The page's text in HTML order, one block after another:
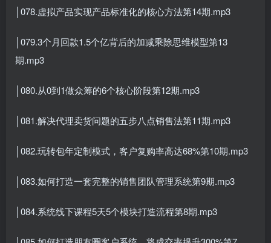
│078.虚拟产品实现产品标准化的核心方法第14期.mp3
│079.3个月回款1.5个亿背后的加减乘除思维模型第13
期.mp3
│080.从0到1做众筹的6个核心阶段第12期.mp3
│081.解决代理卖货问题的五步八点销售法第11期.mp3
│082.玩转包年定制模式，客户复购率高达68%第10期.mp3
│083.如何打造一套完整的销售团队管理系统第9期.mp3
│084.系统线下课程5天5个模块打造流程第8期.mp3